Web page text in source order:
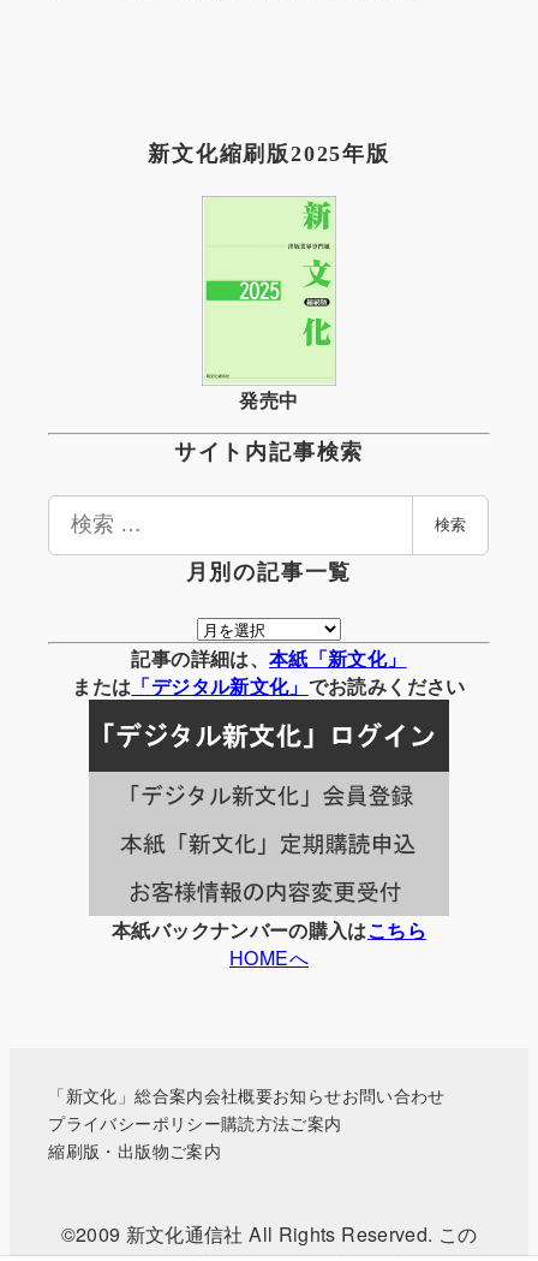
新文化縮刷版2025年版
発売中
サイト内記事検索
検
検索
月別の記事一覧
月
別
の
事
一
覧
記事の詳細は、 本紙「新文化」
または 「デジタル新文化」 でお読みください
本紙バックナンバーの購入はこちら
HOMEへ
「新文化」総合案内会社概要お知らせお問い合わせ
プライバシーポリシー購読方法ご案内
縮刷版・出版物ご案内
©2009 新文化通信社 All Rights Reserved. この